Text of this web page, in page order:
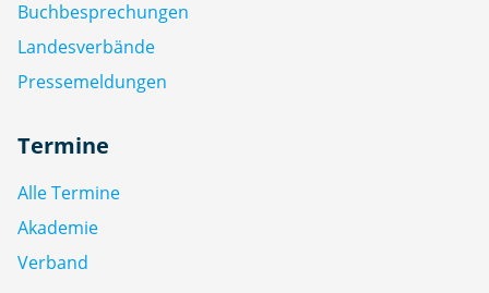
Buchbesprechungen
Landesverbände
Pressemeldungen
Termine
Alle Termine
Akademie
Verband